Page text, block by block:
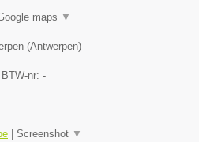
maps ▼
(Antwerpen)
, BTW-nr: -
Screenshot ▼